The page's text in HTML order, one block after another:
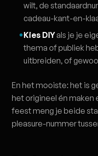
wilt, de
cadeau-kant-en-
Kies DIYals je je
thema of publiek
uitbreiden, of
En het mooiste: het is
het origineel én maken
feest meng je beide
pleasure-nummer